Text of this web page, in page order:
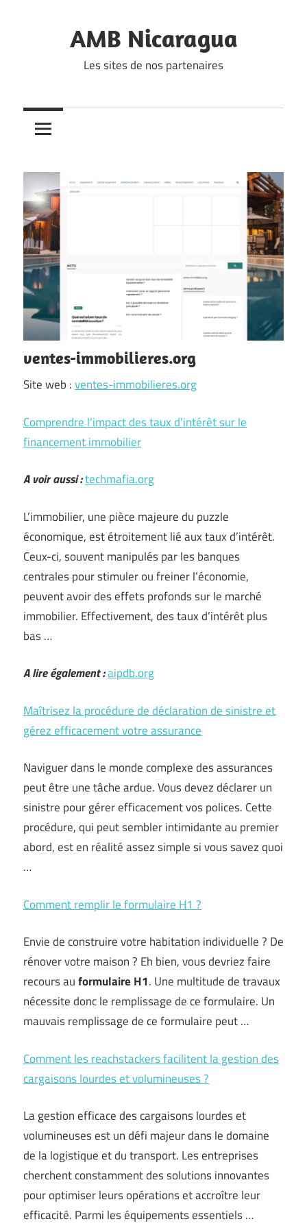
AMB Nicaragua
Les sites de nos partenaires
ventes-immobilieres.org
Site web :ventes-immobilieres.org
Comprendre l’impact des taux d’intérêt sur le
financement immobilier
A voir aussi :techmafia.org
L’immobilier, une pièce majeure du puzzle
économique, est étroitement lié aux taux d’intérêt.
Ceux-ci, souvent manipulés par les banques
centrales pour stimuler ou freiner l’économie,
peuvent avoir des effets profonds sur le marché
immobilier. Effectivement, des taux d’intérêt plus
bas …
A lire également :aipdb.org
Maîtrisez la procédure de déclaration de sinistre et
gérez efficacement votre assurance
Naviguer dans le monde complexe des assurances
peut être une tâche ardue. Vous devez déclarer un
sinistre pour gérer efficacement vos polices. Cette
procédure, qui peut sembler intimidante au premier
abord, est en réalité assez simple si vous savez quoi
…
Comment remplir le formulaire H1 ?
Envie de construire votre habitation individuelle ? De
rénover votre maison ? Eh bien, vous devriez faire
recours auformulaire H1. Une multitude de travaux
nécessite donc le remplissage de ce formulaire. Un
mauvais remplissage de ce formulaire peut …
Comment les reachstackers facilitent la gestion des
cargaisons lourdes et volumineuses ?
La gestion efficace des cargaisons lourdes et
volumineuses est un défi majeur dans le domaine
de la logistique et du transport. Les entreprises
cherchent constamment des solutions innovantes
pour optimiser leurs opérations et accroître leur
efficacité. Parmi les équipements essentiels…